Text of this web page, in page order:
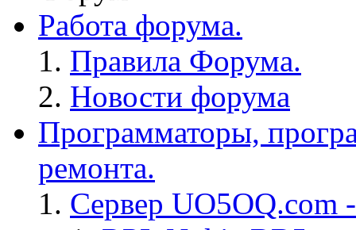
Работа форума.
Правила Форума.
Новости форума
Программаторы,
ремонта.
Сервер